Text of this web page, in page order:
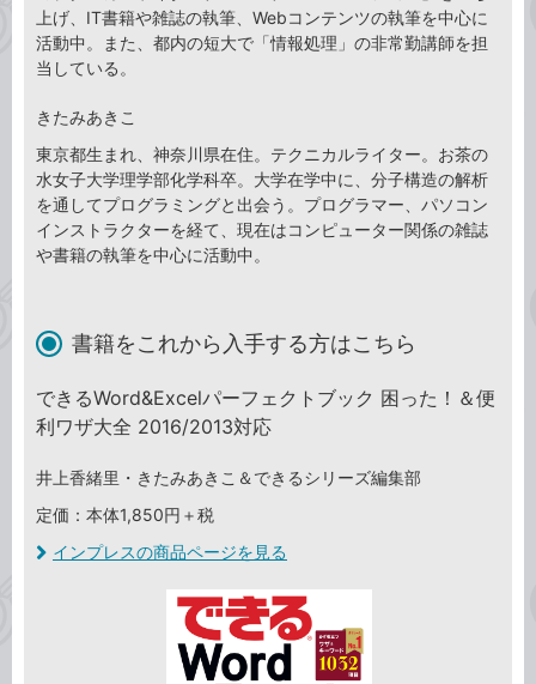
上げ、IT書籍や雑誌の執筆、Webコンテンツの執筆を中心に
活動中。また、都内の短大で「情報処理」の非常勤講師を担
当している。
きたみあきこ
東京都生まれ、神奈川県在住。テクニカルライター。お茶の
水女子大学理学部化学科卒。大学在学中に、分子構造の解析
を通してプログラミングと出会う。プログラマー、パソコン
インストラクターを経て、現在はコンピューター関係の雑誌
や書籍の執筆を中心に活動中。
書籍をこれから入手する方はこちら
できるWord&Excelパーフェクトブック 困った！＆便
利ワザ大全 2016/2013対応
井上香緒里・きたみあきこ＆できるシリーズ編集部
定価：本体1,850円＋税
インプレスの商品ページを見る